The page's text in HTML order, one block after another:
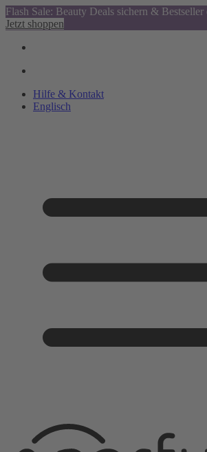
Flash Sale: Beauty Deals sichern & Bestseller
Jetzt shoppen
Hilfe & Kontakt
Englisch